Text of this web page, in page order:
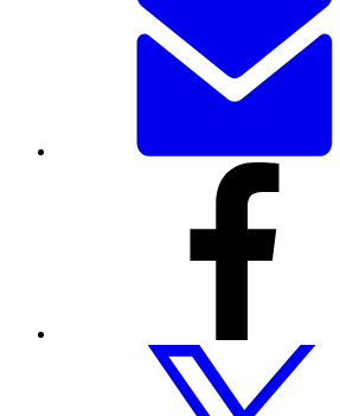
електронною
Поділитися